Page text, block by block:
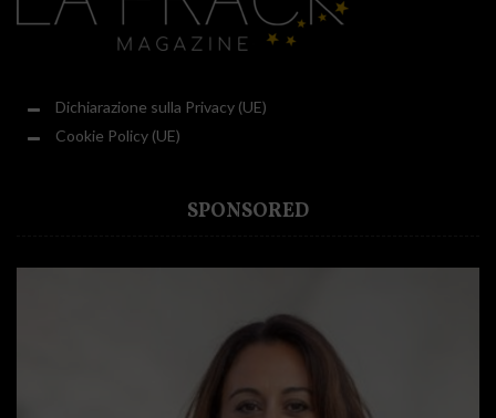
Dichiarazione sulla Privacy (UE)
Cookie Policy (UE)
SPONSORED